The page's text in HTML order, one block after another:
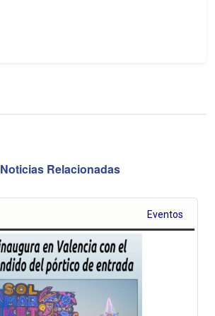
Noticias Relacionadas
Eventos